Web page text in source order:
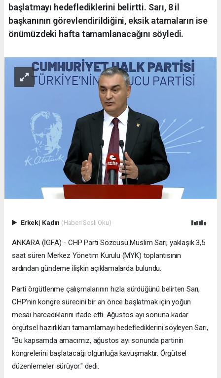
başlatmayı hedeflediklerini belirtti. Sarı, 8 il
başkanının görevlendirildiğini, eksik atamaların ise
önümüzdeki hafta tamamlanacağını söyledi.
Erkek| Kadın (Haberi Sesli Oku)
ANKARA (İGFA) - CHP Parti Sözcüsü Müslim Sarı, yaklaşık 3,5
saat süren Merkez Yönetim Kurulu (MYK) toplantısının
ardından gündeme ilişkin açıklamalarda bulundu.
Parti örgütlenme çalışmalarının hızla sürdüğünü belirten Sarı,
CHP'nin kongre sürecini bir an önce başlatmak için yoğun
mesai harcadıklarını ifade etti. Ağustos ayı sonuna kadar
örgütsel hazırlıkları tamamlamayı hedeflediklerini söyleyen Sarı,
"Bu kapsamda amacımız, ağustos ayı sonunda partinin
kongrelerini başlatacağı olgunluğa kavuşmaktır. Örgütsel
düzenlemeler sürüyor." dedi.